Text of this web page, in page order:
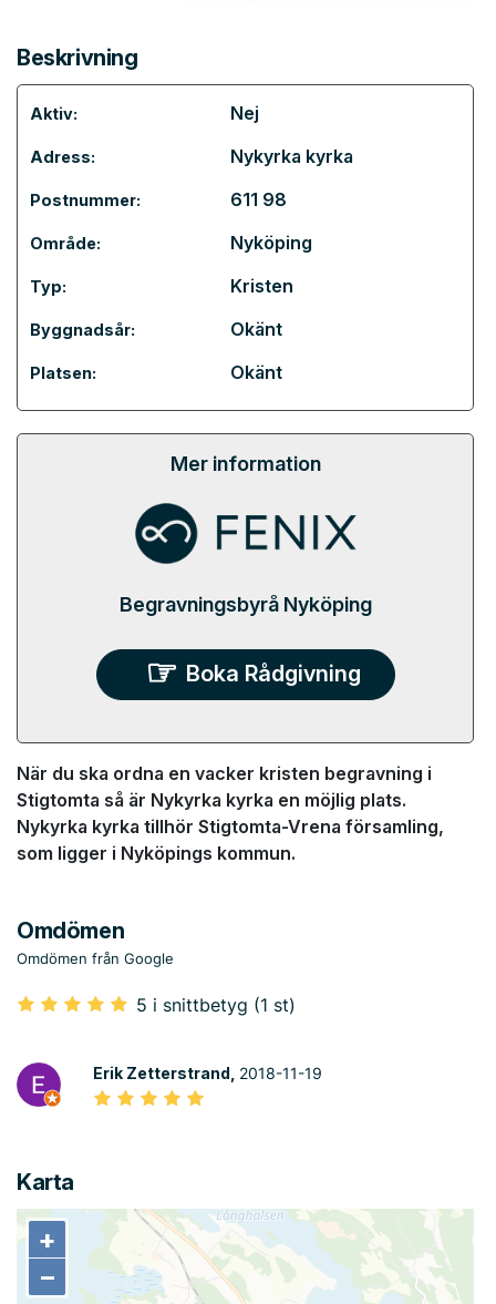
Beskrivning
Aktiv: Nej
Adress: Nykyrka kyrka
Postnummer: 611 98
Område: Nyköping
Typ: Kristen
Byggnadsår: Okänt
Platsen: Okänt
Mer information
Begravningsbyrå Nyköping
Boka Rådgivning
När du ska ordna en vacker kristen begravning i
Stigtomta så är Nykyrka kyrka en möjlig plats.
Nykyrka kyrka tillhör Stigtomta-Vrena församling,
som ligger i Nyköpings kommun.
Omdömen
Omdömen från Google
5 i snittbetyg (1 st)
Erik Zetterstrand, 2018-11-19
Karta
+
−
+
−